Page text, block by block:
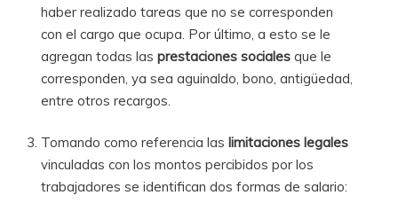
haber realizado tareas que no se corresponden
con el cargo que ocupa. Por último, a esto se le
agregan todas lasprestaciones sociales que le
corresponden, ya sea aguinaldo, bono, antigüedad,
entre otros recargos.
Tomando como referencia laslimitaciones legales
vinculadas con los montos percibidos por los
trabajadores se identifican dos formas de salario: